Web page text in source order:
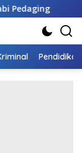
RSUPP
Pendidikan